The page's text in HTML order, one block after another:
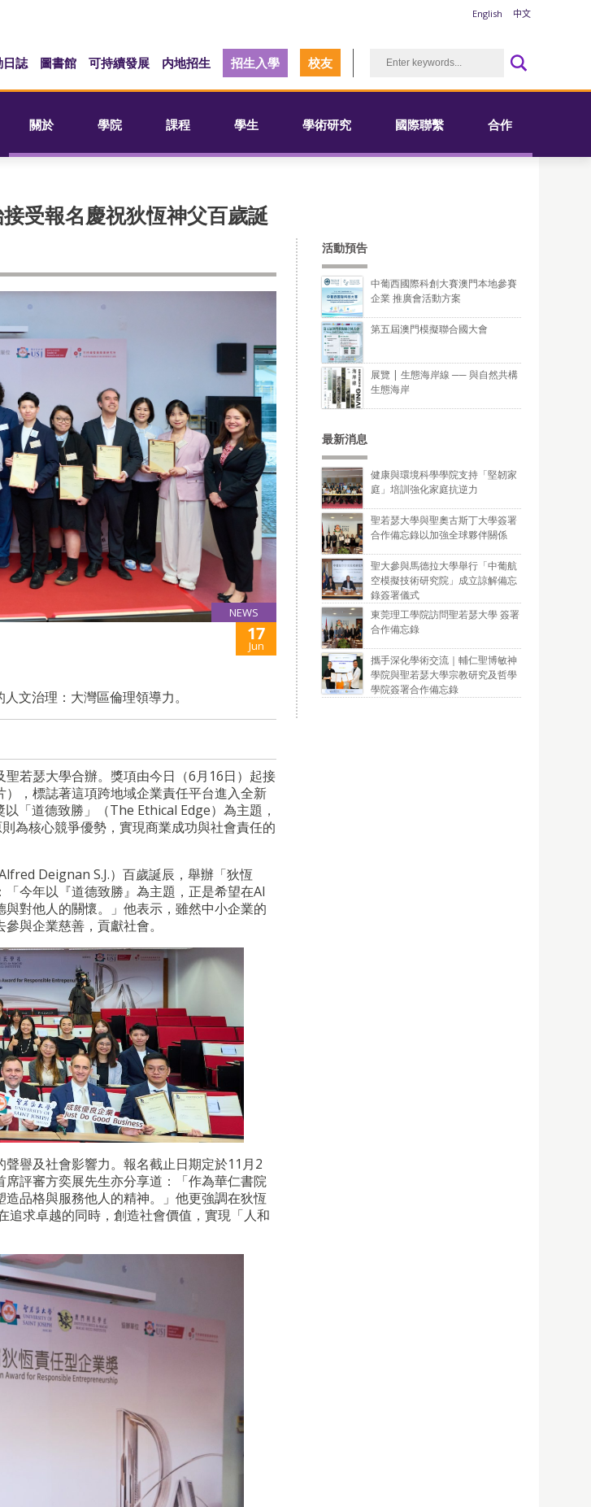
English 中文
日誌 圖書館 可持續發展 内地招生 招生入學 校友
關於 學院 課程 學生 學術研究 國際聯繫 合作
受報名慶祝狄恆神父百歲誕
NEWS
17
Jun
文治理：大灣區倫理領導力。
若瑟大學合辦。獎項由今日（6月16日）起接
，標誌著這項跨地域企業責任平台進入全新
「道德致勝」（The Ethical Edge）為主題，
為核心競爭優勢，實現商業成功與社會責任的
Deignan S.J.）百歲誕辰，舉辦「狄恆
今年以『道德致勝』為主題，正是希望在AI
對他人的關懷。」他表示，雖然中小企業的
與企業慈善，貢獻社會。
譽及社會影響力。報名截止日期定於11月2
評審方奕展先生亦分享道：「作為華仁書院
品格與服務他人的精神。」他更強調在狄恆
求卓越的同時，創造社會價值，實現「人和
活動預告
中葡西國際科創大賽澳門本地參賽
企業 推廣會活動方案
第五屆澳門模擬聯合國大會
展覽 | 生態海岸線 ── 與自然共構
生態海岸
最新消息
健康與環境科學學院支持「堅韌家
庭」培訓強化家庭抗逆力
聖若瑟大學與聖奧古斯丁大學簽署
合作備忘錄以加強全球夥伴關係
聖大參與馬德拉大學舉行「中葡航
空模擬技術研究院」成立諒解備忘
錄簽署儀式
東莞理工學院訪問聖若瑟大學 簽署
合作備忘錄
攜手深化學術交流｜輔仁聖博敏神
學院與聖若瑟大學宗教研究及哲學
學院簽署合作備忘錄